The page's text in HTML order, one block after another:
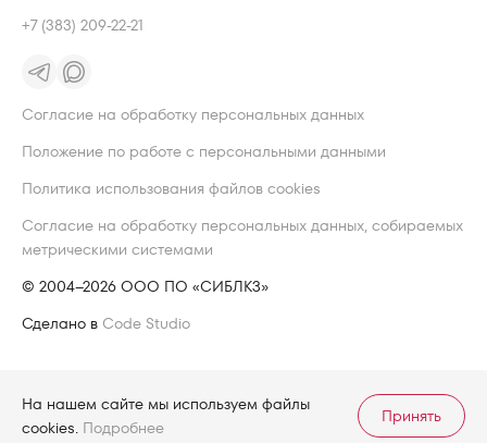
+7 (383) 209-22-21
Согласие на обработку персональных данных
Положение по работе с персональными данными
Политика использования файлов cookies
Согласие на обработку персональных данных, собираемых
метрическими системами
© 2004–2026 ООО ПО «СИБЛКЗ»
Сделано в Code Studio
На нашем сайте мы используем файлы
cookies. Подробнее
Принять